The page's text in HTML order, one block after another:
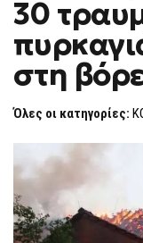
30
στη
Όλες οι κατηγορίες: